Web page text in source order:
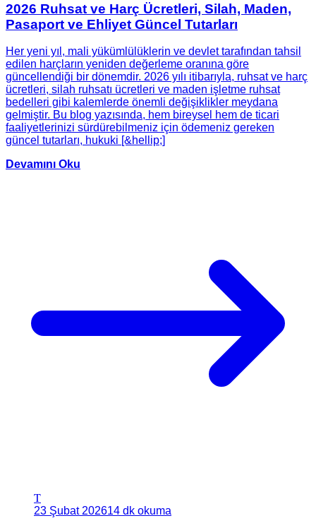
2026 Ruhsat ve Harç Ücretleri, Silah, Maden,
Pasaport ve Ehliyet Güncel Tutarları
Her yeni yıl, mali yükümlülüklerin ve devlet tarafından tahsil
edilen harçların yeniden değerleme oranına göre
güncellendiği bir dönemdir. 2026 yılı itibarıyla, ruhsat ve harç
ücretleri, silah ruhsatı ücretleri ve maden işletme ruhsat
bedelleri gibi kalemlerde önemli değişiklikler meydana
gelmiştir. Bu blog yazısında, hem bireysel hem de ticari
faaliyetlerinizi sürdürebilmeniz için ödemeniz gereken
güncel tutarları, hukuki [&hellip;]
Devamını Oku
T
23 Şubat 202614 dk okuma